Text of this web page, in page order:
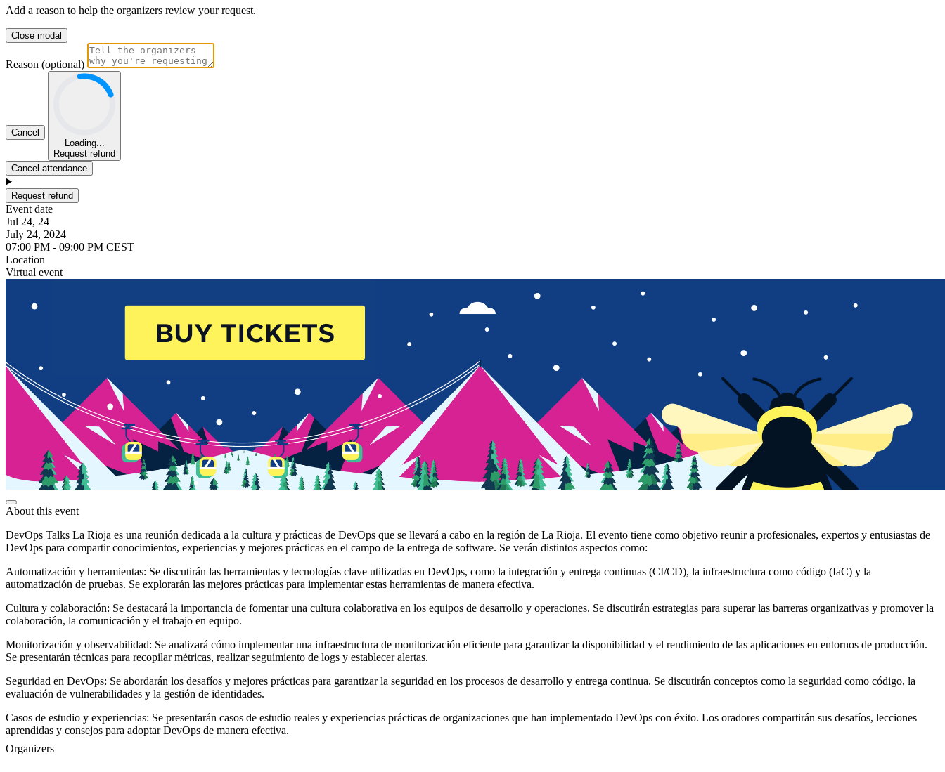
Add a reason to help the organizers review your request.
Close modal
Reason (optional)
Cancel
Loading...
Request refund
Cancel attendance
Request refund
Event date
Jul 24, 24
July 24, 2024
07:00 PM - 09:00 PM CEST
Location
Virtual event
About this event
DevOps Talks La Rioja es una reunión dedicada a la cultura y prácticas de DevOps que se llevará a cabo en la región de La Rioja. El evento tiene como objetivo reunir a profesionales, expertos y entusiastas de
DevOps para compartir conocimientos, experiencias y mejores prácticas en el campo de la entrega de software. Se verán distintos aspectos como:
Automatización y herramientas: Se discutirán las herramientas y tecnologías clave utilizadas en DevOps, como la integración y entrega continuas (CI/CD), la infraestructura como código (IaC) y la
automatización de pruebas. Se explorarán las mejores prácticas para implementar estas herramientas de manera efectiva.
Cultura y colaboración: Se destacará la importancia de fomentar una cultura colaborativa en los equipos de desarrollo y operaciones. Se discutirán estrategias para superar las barreras organizativas y promover la
colaboración, la comunicación y el trabajo en equipo.
Monitorización y observabilidad: Se analizará cómo implementar una infraestructura de monitorización eficiente para garantizar la disponibilidad y el rendimiento de las aplicaciones en entornos de producción.
Se presentarán técnicas para recopilar métricas, realizar seguimiento de logs y establecer alertas.
Seguridad en DevOps: Se abordarán los desafíos y mejores prácticas para garantizar la seguridad en los procesos de desarrollo y entrega continua. Se discutirán conceptos como la seguridad como código, la
evaluación de vulnerabilidades y la gestión de identidades.
Casos de estudio y experiencias: Se presentarán casos de estudio reales y experiencias prácticas de organizaciones que han implementado DevOps con éxito. Los oradores compartirán sus desafíos, lecciones
aprendidas y consejos para adoptar DevOps de manera efectiva.
Organizers